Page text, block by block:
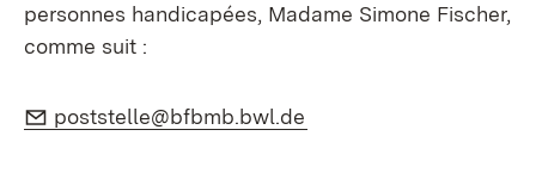
personnes handicapées, Madame Simone Fischer,
comme suit :
E-Mail:
poststelle@bfbmb.bwl.de